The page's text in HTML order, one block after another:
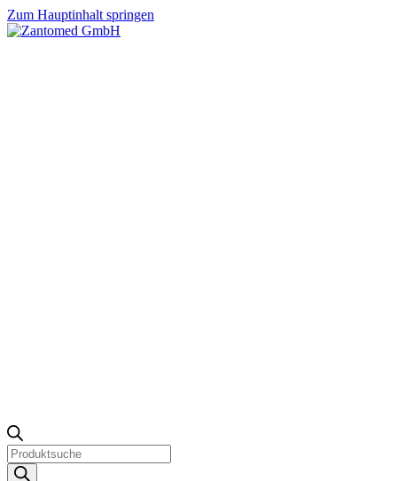
Zum Hauptinhalt springen
Products
search